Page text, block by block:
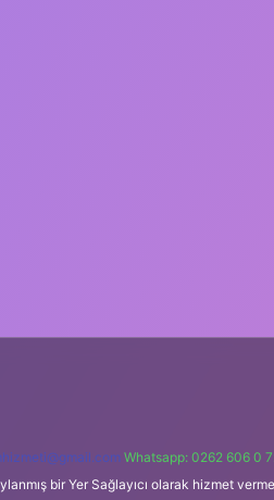
Whatsapp: 0262 606 0
bir Yer Sağlayıcı olarak hizmet